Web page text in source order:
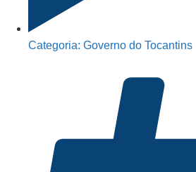
Categoria: Governo do Tocantins